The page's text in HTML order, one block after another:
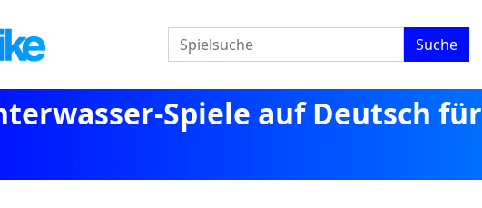
Suche
Spiele auf Deutsch für